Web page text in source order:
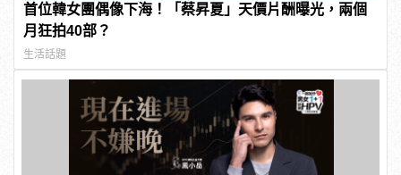
首位韓女團偶像下海！「蔡昇夏」天價片酬曝光，兩個
月狂拍40部？
生活話題